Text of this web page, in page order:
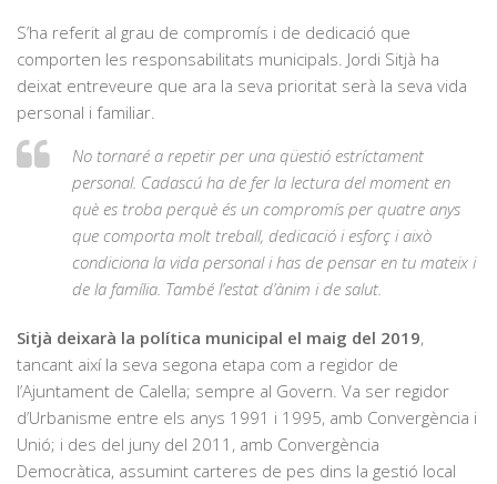
S’ha referit al grau de compromís i de dedicació que
comporten les responsabilitats municipals. Jordi Sitjà ha
deixat entreveure que ara la seva prioritat serà la seva vida
personal i familiar.
No tornaré a repetir per una qüestió estríctament
personal. Cadascú ha de fer la lectura del moment en
què es troba perquè és un compromís per quatre anys
que comporta molt treball, dedicació i esforç i això
condiciona la vida personal i has de pensar en tu mateix i
de la família. També l’estat d’ànim i de salut.
Sitjà deixarà la política municipal el maig del 2019,
tancant així la seva segona etapa com a regidor de
l’Ajuntament de Calella; sempre al Govern. Va ser regidor
d’Urbanisme entre els anys 1991 i 1995, amb Convergència i
Unió; i des del juny del 2011, amb Convergència
Democràtica, assumint carteres de pes dins la gestió local